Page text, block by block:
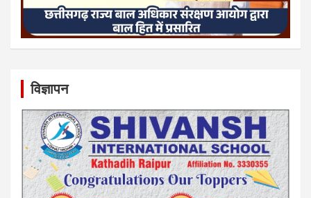
विज्ञापन